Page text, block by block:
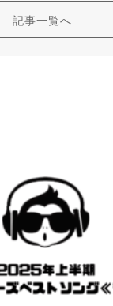
記事一覧へ